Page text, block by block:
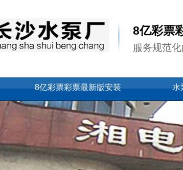
8亿彩票
服务规范
8亿彩票彩票最新版安装 水
网站地图